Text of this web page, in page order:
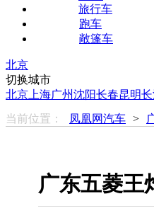
旅行车
跑车
敞篷车
北京
切换城市
北京 上海广州沈阳长春昆明
当前位置：
凤凰网汽车 >
广东五菱王